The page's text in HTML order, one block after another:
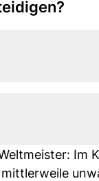
Im
mittlerweile